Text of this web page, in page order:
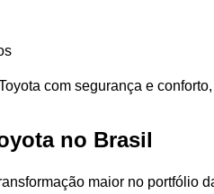
com segurança e
no Brasil
maior no portfólio